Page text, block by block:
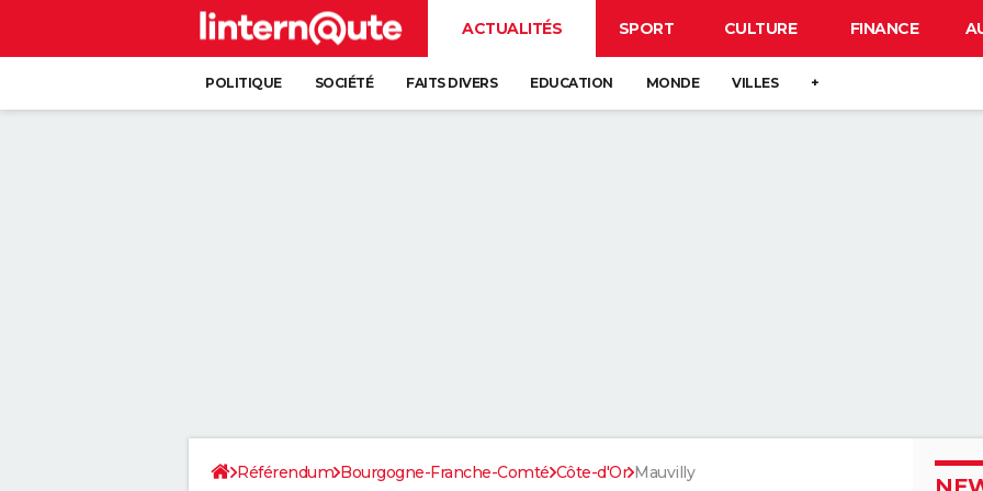
ACTUALITÉS SPORT CULTURE FINANCE
POLITIQUE SOCIÉTÉ FAITS DIVERS EDUCATION MONDE VILLES +
Référendum Bourgogne-Franche-Comté Côte-d'Or Mauvilly